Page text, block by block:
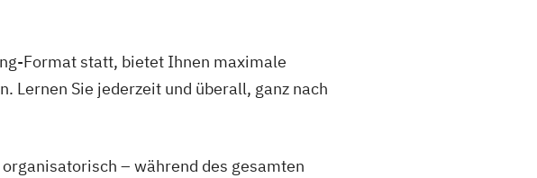
Format statt, bietet Ihnen maximale
Sie jederzeit und überall, ganz nach
– während des gesamten